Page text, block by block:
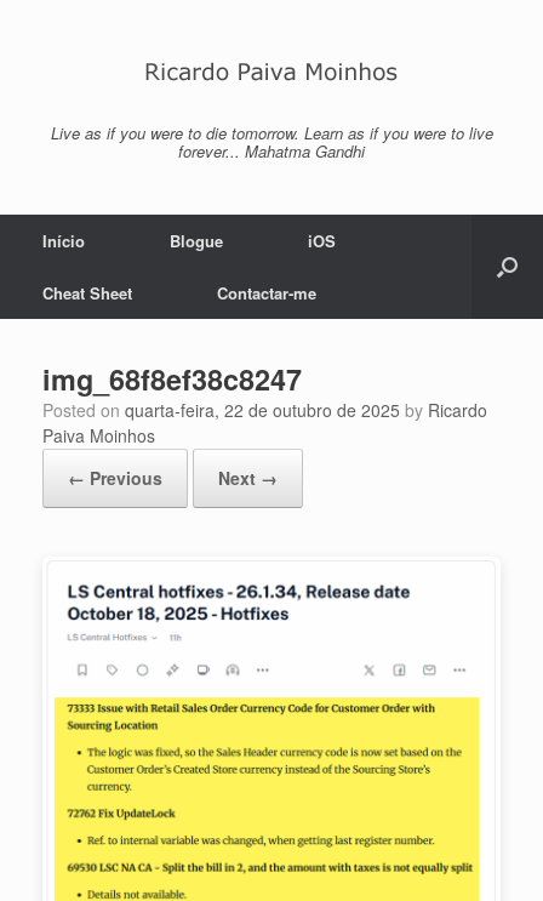
Live as if you were to die tomorrow. Learn as if you were to live
forever... Mahatma Gandhi
Início Blogue iOS
Cheat Sheet Contactar-me
img_68f8ef38c8247
Posted on quarta-feira, 22 de outubro de 2025 by Ricardo
Paiva Moinhos
← Previous
Next →